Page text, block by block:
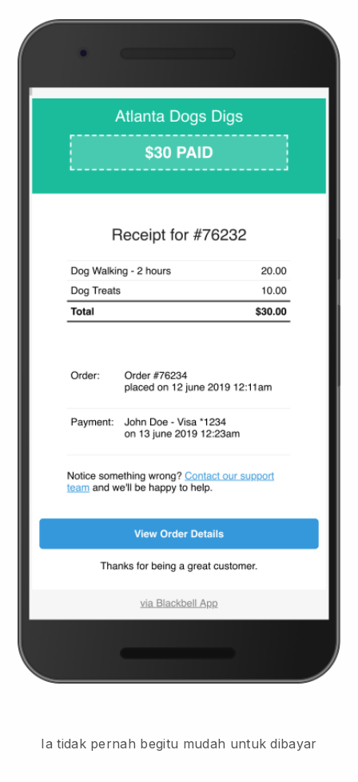
Ia tidak pernah begitu mudah untuk dibayar